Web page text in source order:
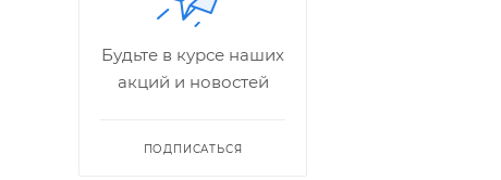
Будьте в курсе наших
акций и новостей
ПОДПИСАТЬСЯ